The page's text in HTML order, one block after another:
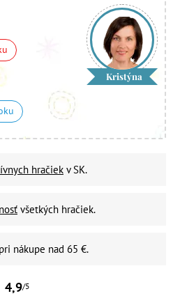
Kristýna
hračiek v SK.
všetkých hračiek.
pri nákupe nad 65 €.
4,9/5